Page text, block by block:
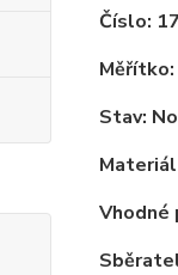
Číslo:
Stav: